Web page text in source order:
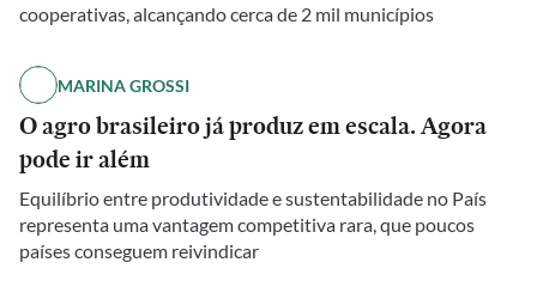
cooperativas, alcançando cerca de 2 mil municípios
MARINA GROSSI
O agro brasileiro já produz em escala. Agora
pode ir além
Equilíbrio entre produtividade e sustentabilidade no País
representa uma vantagem competitiva rara, que poucos
países conseguem reivindicar